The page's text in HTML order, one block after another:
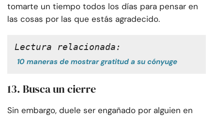
tomarte un tiempo todos los días para pensar en
las cosas por las que estás agradecido.
Lectura relacionada:
10 maneras de mostrar gratitud a su cónyuge
13. Busca un cierre
Sin embargo, duele ser engañado por alguien en